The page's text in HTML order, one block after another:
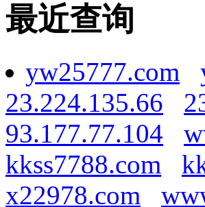
最近查询
yw25777.com
23.224.135.66
93.177.77.104
kkss7788.com
x22978.com